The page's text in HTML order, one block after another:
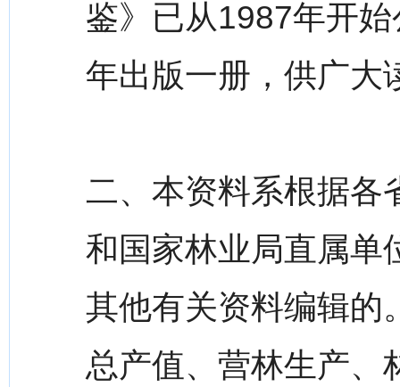
鉴》已从1987年开
年出版一册，供广大
二、本资料系根据各
和国家林业局直属单
其他有关资料编辑的
总产值、营林生产、